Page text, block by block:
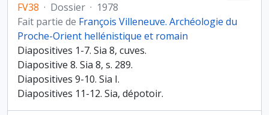
FV38 · Dossier · 1978
Fait partie de François Villeneuve. Archéologie du
Proche-Orient hellénistique et romain
Diapositives 1-7. Sia 8, cuves.
Diapositive 8. Sia 8, s. 289.
Diapositives 9-10. Sia I.
Diapositives 11-12. Sia, dépotoir.